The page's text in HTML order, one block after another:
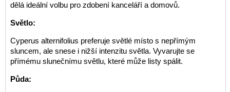
dělá ideální volbu pro zdobení kanceláří a domovů.
Světlo:
Cyperus alternifolius preferuje světlé místo s nepřímým
sluncem, ale snese i nižší intenzitu světla. Vyvarujte se
přímému slunečnímu světlu, které může listy spálit.
Půda: